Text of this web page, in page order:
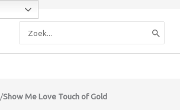
naar:
/Show Me Love Touch of Gold